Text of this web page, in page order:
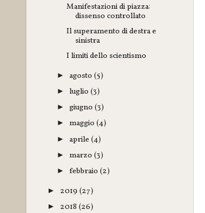
Manifestazioni di piazza:
dissenso controllato
Il superamento di destra e
sinistra
I limiti dello scientismo
► agosto (5)
► luglio (3)
► giugno (3)
► maggio (4)
► aprile (4)
► marzo (3)
► febbraio (2)
► 2019 (27)
► 2018 (26)